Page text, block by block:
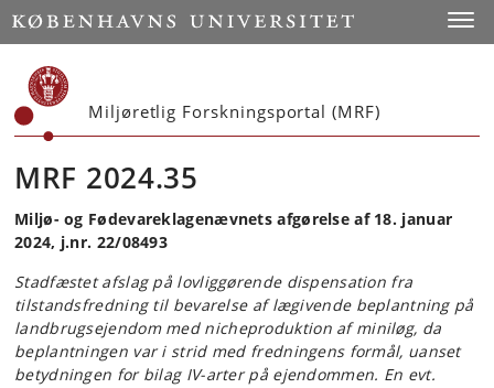
Start
Miljøretlig Forskningsportal (MRF)
MRF 2024.35
Miljø- og Fødevareklagenævnets afgørelse af 18. januar
2024, j.nr. 22/08493
Stadfæstet afslag på lovliggørende dispensation fra
tilstandsfredning til bevarelse af lægivende beplantning på
landbrugsejendom med nicheproduktion af miniløg, da
beplantningen var i strid med fredningens formål, uanset
betydningen for bilag IV-arter på ejendommen. En evt.